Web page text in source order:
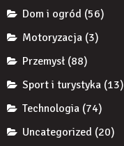
Dom i ogród (56)
Motoryzacja (3)
Przemysł (88)
Sport i turystyka (13)
Technologia (74)
Uncategorized (20)